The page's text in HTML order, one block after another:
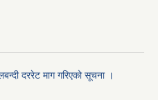
दररेट माग गरिएको सूचना ।